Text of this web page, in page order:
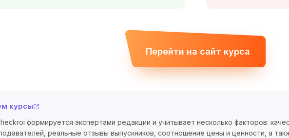
Перейти на сайт курса
курсы
формируется экспертами редакции и учитывает несколько факторов:
реальные отзывы выпускников, соотношение цены и ценности, а